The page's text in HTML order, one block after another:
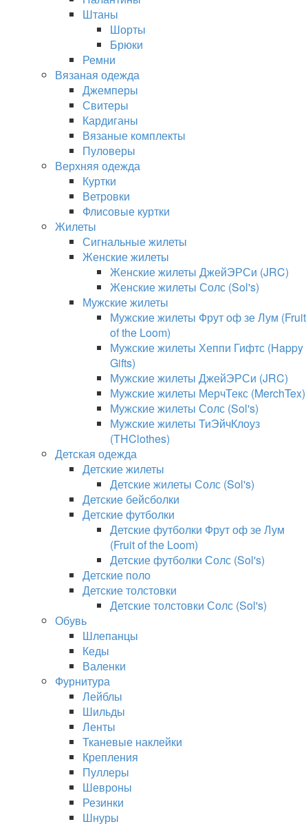
Штаны
Шорты
Брюки
Ремни
Вязаная одежда
Джемперы
Свитеры
Кардиганы
Вязаные комплекты
Пуловеры
Верхняя одежда
Куртки
Ветровки
Флисовые куртки
Жилеты
Сигнальные жилеты
Женские жилеты
Женские жилеты ДжейЭРСи (JRC)
Женские жилеты Солс (Sol's)
Мужские жилеты
Мужские жилеты Фрут оф зе Лум (Fruit
of the Loom)
Мужские жилеты Хеппи Гифтс (Happy
Gifts)
Мужские жилеты ДжейЭРСи (JRC)
Мужские жилеты МерчТекс (MerchTex)
Мужские жилеты Солс (Sol's)
Мужские жилеты ТиЭйчКлоуз
(THClothes)
Детская одежда
Детские жилеты
Детские жилеты Солс (Sol's)
Детские бейсболки
Детские футболки
Детские футболки Фрут оф зе Лум
(Fruit of the Loom)
Детские футболки Солс (Sol's)
Детские поло
Детские толстовки
Детские толстовки Солс (Sol's)
Обувь
Шлепанцы
Кеды
Валенки
Фурнитура
Лейблы
Шильды
Ленты
Тканевые наклейки
Крепления
Пуллеры
Шевроны
Резинки
Шнуры